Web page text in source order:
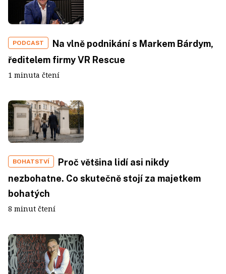
PODCAST
Na vlně podnikání s Markem Bárdym,
ředitelem firmy VR Rescue
1 minuta čtení
BOHATSTVÍ
Proč většina lidí asi nikdy
nezbohatne. Co skutečně stojí za majetkem
bohatých
8 minut čtení